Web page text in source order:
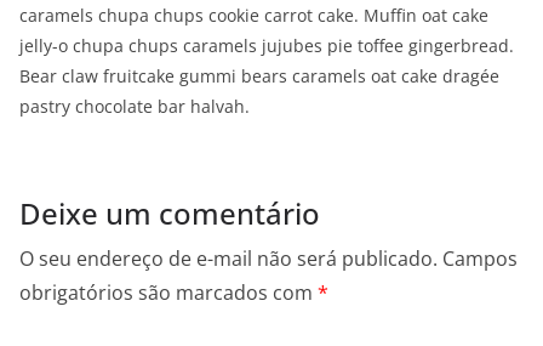
caramels chupa chups cookie carrot cake. Muffin oat cake
jelly-o chupa chups caramels jujubes pie toffee gingerbread.
Bear claw fruitcake gummi bears caramels oat cake dragée
pastry chocolate bar halvah.
Deixe um comentário
O seu endereço de e-mail não será publicado. Campos
obrigatórios são marcados com *